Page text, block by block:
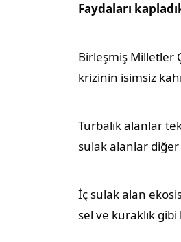
Faydaları
Birleşmiş Milletler
krizinin isimsiz
Turbalık alanlar
sulak alanlar
İç sulak alan
sel ve kuraklık